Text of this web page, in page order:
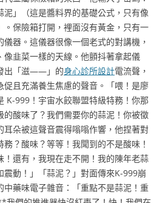
泥」（這是醬料界的基礎公式，只有像
。保險箱打開，裡面沒有黃金，只有一
器。這儀器很像一個老式的對講機，
像韭菜一樣的天線。他顫抖著拿起儀
出「滋——」的身心診所設計電流聲，
促且充滿養生焦慮的聲音。「喂！是廖
K-999！宇宙水餃聯盟特級特務！你那
的酸味了？我們需要你的蒜泥！你被徵
耳朵被這聲音震得嗡嗡作響，他捏著對
？酸味？等等！我聞到的不是酸味！
！還有，我現在走不開！我的陳年老蒜
震動！」「蒜泥？」對面傳來K-999崩
中藥味電子雜音：「重點不是蒜泥！重